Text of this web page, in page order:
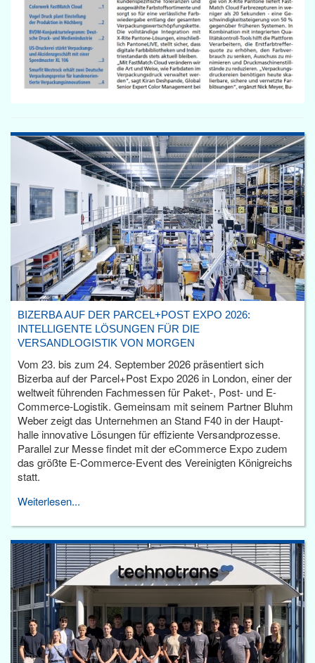
BIZERBA AUF DER PARCEL+POST EXPO 2026:
INTELLIGENTE LÖSUNGEN FÜR DIE
VERSANDLOGISTIK VON MORGEN
Vom 23. bis zum 24. September 2026 präsentiert sich
Bizerba auf der Parcel+Post Expo 2026 in London, einer der
weltweit führenden Fachmessen für Paket-, Post- und E-
Commerce-Logistik. Gemeinsam mit seinem Partner Bluhm
Weber zeigt das Unternehmen an Stand F40 in der Haupt­
halle innovative Lösungen für effiziente Versandprozesse.
Parallel zur Messe findet mit der eCommerce Expo zudem
das größte E-Commerce-Event des Vereinigten Königreichs
statt.
Weiterlesen...